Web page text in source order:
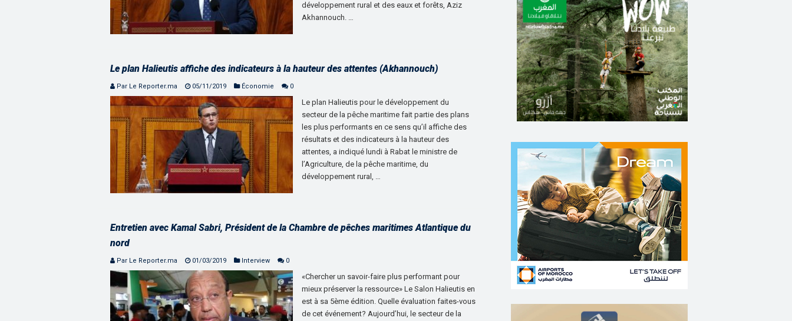
développement rural et des eaux et forêts, Aziz
Akhannouch. …
Le plan Halieutis affiche des indicateurs à la hauteur des attentes (Akhannouch)
Par Le Reporter.ma 05/11/2019 Économie 0
Le plan Halieutis pour le développement du
secteur de la pêche maritime fait partie des plans
les plus performants en ce sens qu’il affiche des
résultats et des indicateurs à la hauteur des
attentes, a indiqué lundi à Rabat le ministre de
l’Agriculture, de la pêche maritime, du
développement rural, …
Entretien avec Kamal Sabri, Président de la Chambre de pêches maritimes Atlantique du
nord
Par Le Reporter.ma 01/03/2019 Interview 0
«Chercher un savoir-faire plus performant pour
mieux préserver la ressource» Le Salon Halieutis en
est à sa 5ème édition. Quelle évaluation faites-vous
de cet événement? Aujourd’hui, le secteur de la